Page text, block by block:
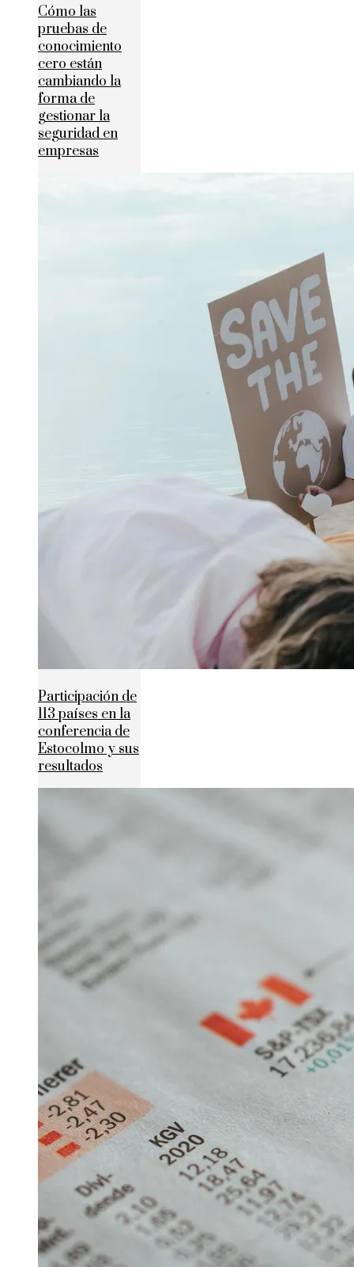
Cómo las
pruebas de
conocimiento
cero están
cambiando la
forma de
gestionar la
seguridad en
empresas
Participación de
113 países en la
conferencia de
Estocolmo y sus
resultados